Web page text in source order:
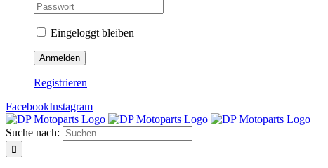
Eingeloggt bleiben
Registrieren
FacebookInstagram
Suche nach: